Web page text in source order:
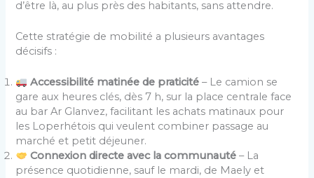
d’être là, au plus près des habitants, sans attendre.
Cette stratégie de mobilité a plusieurs avantages
décisifs :
Accessibilité matinée de praticité – Le camion se
gare aux heures clés, dès 7 h, sur la place centrale face
au bar Ar Glanvez, facilitant les achats matinaux pour
les Loperhétois qui veulent combiner passage au
marché et petit déjeuner.
Connexion directe avec la communauté – La
présence quotidienne, sauf le mardi, de Maely et